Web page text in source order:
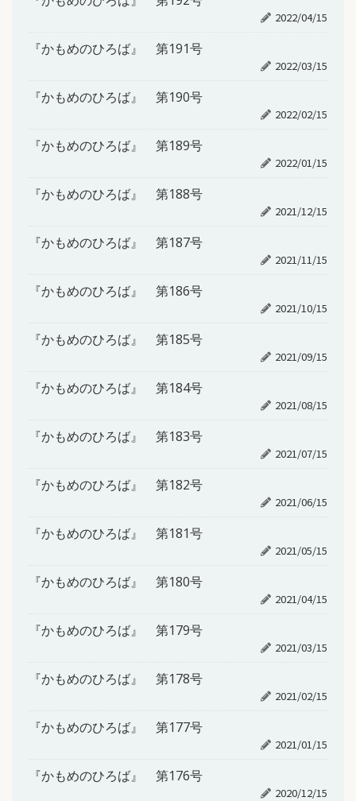
2022/04/15
『かもめのひろば』 第191号
2022/03/15
『かもめのひろば』 第190号
2022/02/15
『かもめのひろば』 第189号
2022/01/15
『かもめのひろば』 第188号
2021/12/15
『かもめのひろば』 第187号
2021/11/15
『かもめのひろば』 第186号
2021/10/15
『かもめのひろば』 第185号
2021/09/15
『かもめのひろば』 第184号
2021/08/15
『かもめのひろば』 第183号
2021/07/15
『かもめのひろば』 第182号
2021/06/15
『かもめのひろば』 第181号
2021/05/15
『かもめのひろば』 第180号
2021/04/15
『かもめのひろば』 第179号
2021/03/15
『かもめのひろば』 第178号
2021/02/15
『かもめのひろば』 第177号
2021/01/15
『かもめのひろば』 第176号
2020/12/15